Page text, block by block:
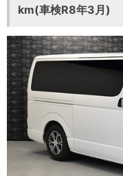
km(車検R8年3月)